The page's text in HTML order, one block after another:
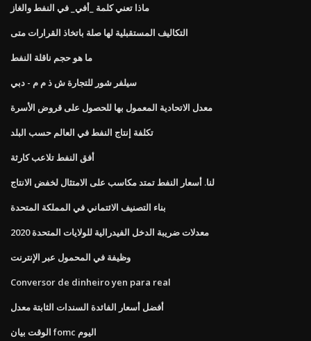
ماذا تعني كلمة _أفي_ في النفط والغاز
التكاليف المستقبلية لها صلة باتخاذ القرارات متى
ما هو حجم ناقلة النفط
سيلفر شور للتجارة ش ذ م م - دبي
معدل الاتحادية المعمول بها للحصول على قروض الأسرة
تكلفة إنتاج النفط في العالم حسب البلد
أفق النفط تلاعب كارثة
لنا. أسعار النفط تمتد مكاسب على الامتثال لخفض الانتاج
بناء التصنيف الائتماني في المملكة المتحدة
معدلات ضريبة الدخل الفيدرالية للولايات المتحدة 2020
وظيفة في المحمول عبر الإنترنت
Conversor de dinheiro yen para real
أفضل أسعار الفائدة السندات الثابتة معدل
الوقت بيان fomc اليوم